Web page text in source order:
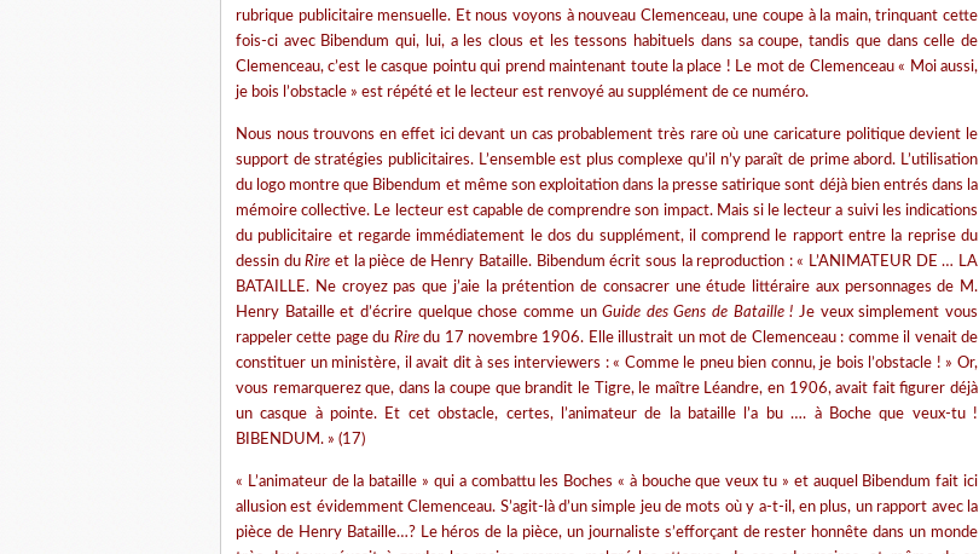
rubrique publicitaire mensuelle. Et nous voyons à nouveau Clemenceau, une coupe à la main, trinquant cette
fois-ci avec Bibendum qui, lui, a les clous et les tessons habituels dans sa coupe, tandis que dans celle de
Clemenceau, c’est le casque pointu qui prend maintenant toute la place ! Le mot de Clemenceau « Moi aussi,
je bois l’obstacle » est répété et le lecteur est renvoyé au supplément de ce numéro.
Nous nous trouvons en effet ici devant un cas probablement très rare où une caricature politique devient le
support de stratégies publicitaires. L’ensemble est plus complexe qu’il n’y paraît de prime abord. L’utilisation
du logo montre que Bibendum et même son exploitation dans la presse satirique sont déjà bien entrés dans la
mémoire collective. Le lecteur est capable de comprendre son impact. Mais si le lecteur a suivi les indications
du publicitaire et regarde immédiatement le dos du supplément, il comprend le rapport entre la reprise du
dessin duRire et la pièce de Henry Bataille. Bibendum écrit sous la reproduction : « L’ANIMATEUR DE … LA
BATAILLE. Ne croyez pas que j’aie la prétention de consacrer une étude littéraire aux personnages de M.
Henry Bataille et d’écrire quelque chose comme unGuide des Gens de Bataille ! Je veux simplement vous
rappeler cette page du Riredu 17 novembre 1906. Elle illustrait un mot de Clemenceau : comme il venait de
constituer un ministère, il avait dit à ses interviewers : « Comme le pneu bien connu, je bois l’obstacle ! » Or,
vous remarquerez que, dans la coupe que brandit le Tigre, le maître Léandre, en 1906, avait fait figurer déjà
un casque à pointe. Et cet obstacle, certes, l’animateur de la bataille l’a bu …. à Boche que veux-tu !
BIBENDUM. » (17)
« L’animateur de la bataille » qui a combattu les Boches « à bouche que veux tu » et auquel Bibendum fait ici
allusion est évidemment Clemenceau. S’agit-là d’un simple jeu de mots où y a-t-il, en plus, un rapport avec la
pièce de Henry Bataille…? Le héros de la pièce, un journaliste s’efforçant de rester honnête dans un monde